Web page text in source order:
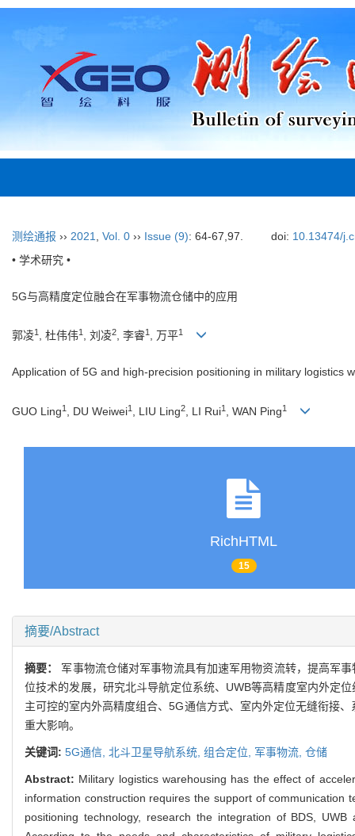
测绘通报 ›› 2021 Vol. 0 ›› Issue (9): 64-67,97. doi: 10.13474/
• 学术研究 •
5G与高精度定位融合在军事物流仓储中的应用
郭凌1 , 杜伟伟1 , 刘凌2, 李睿1 , 万平1
Application of 5G and high-precision positioning in military logistics
GUO Ling1 , DU Weiwei1 , LIU Ling2 , LI Rui1 , WAN Ping1
RichHTML
15
摘要/Abstract
摘要： 军事物流仓储对军事物流具有加速军用物资流转，提高军
位技术的发展，研究北斗导航定位系统、UWB等高精度室内外定
主可控的室内外高精度组合、5G通信方式、室内外定位无缝衔接
重大影响。
关键词: 5G通信, 北斗卫星导航系统, 组合定位, 军事物流, 仓储
Abstract: Military logistics warehousing has the effect of
information construction requires the support of communication
positioning technology, research the integration of BDS,